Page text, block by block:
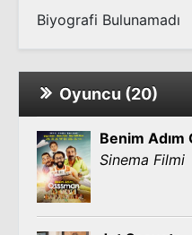
Biyografi Bulunamadı
Oyuncu (20)
Benim Adım
Sinema Filmi